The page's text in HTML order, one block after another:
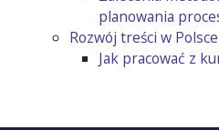
planowania
Rozwój treści w Polsce
Jak pracować z